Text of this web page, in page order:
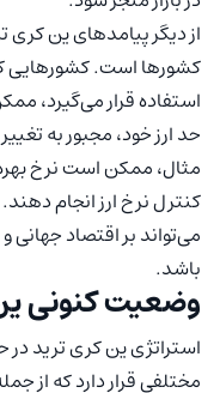
از دیگر پیامدهای ین کری
کشورها است. کشورهایی
استفاده قرار می‌گیرد،
حد ارز خود، مجبور به
مثال، ممکن است نرخ
کنترل نرخ ارز انجام
می‌تواند بر اقتصاد جهانی
باشد.
وضعیت کنونی
استراتژی ین کری ترید
مختلفی قرار دارد که از